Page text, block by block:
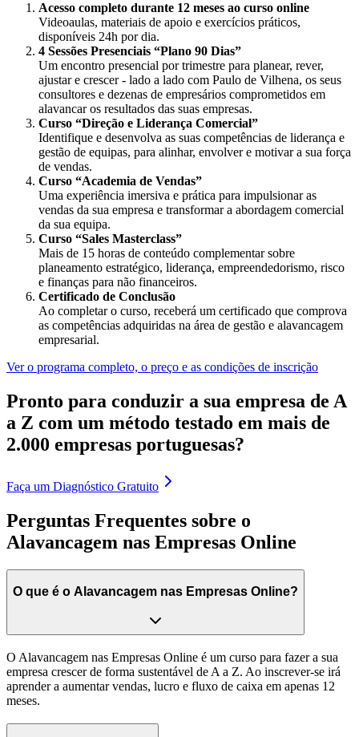
Acesso completo durante 12 meses ao curso online
Videoaulas, materiais de apoio e exercícios práticos,
disponíveis 24h por dia.
4 Sessões Presenciais “Plano 90 Dias”
Um encontro presencial por trimestre para planear, rever,
ajustar e crescer - lado a lado com Paulo de Vilhena, os seus
consultores e dezenas de empresários comprometidos em
alavancar os resultados das suas empresas.
Curso “Direção e Liderança Comercial”
Identifique e desenvolva as suas competências de liderança e
gestão de equipas, para alinhar, envolver e motivar a sua força
de vendas.
Curso “Academia de Vendas”
Uma experiência imersiva e prática para impulsionar as
vendas da sua empresa e transformar a abordagem comercial
da sua equipa.
Curso “Sales Masterclass”
Mais de 15 horas de conteúdo complementar sobre
planeamento estratégico, liderança, empreendedorismo, risco
e finanças para não financeiros.
Certificado de Conclusão
Ao completar o curso, receberá um certificado que comprova
as competências adquiridas na área de gestão e alavancagem
empresarial.
Ver o programa completo, o preço e as condições de inscrição
Pronto para conduzir a sua empresa de A
a Z com um método testado em mais de
2.000 empresas portuguesas?
Faça um Diagnóstico Gratuito
Perguntas Frequentes sobre o
Alavancagem nas Empresas Online
O que é o Alavancagem nas Empresas Online?
O Alavancagem nas Empresas Online é um curso para fazer a sua
empresa crescer de forma sustentável de A a Z. Ao inscrever-se irá
aprender a aumentar vendas, lucro e fluxo de caixa em apenas 12
meses.